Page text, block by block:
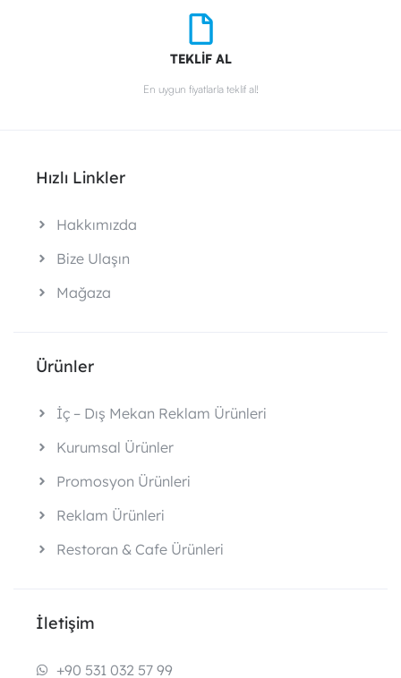
TEKLİF AL
En uygun fiyatlarla teklif al!
Hızlı Linkler
Hakkımızda
Bize Ulaşın
Mağaza
Ürünler
İç – Dış Mekan Reklam Ürünleri
Kurumsal Ürünler
Promosyon Ürünleri
Reklam Ürünleri
Restoran & Cafe Ürünleri
İletişim
+90 531 032 57 99